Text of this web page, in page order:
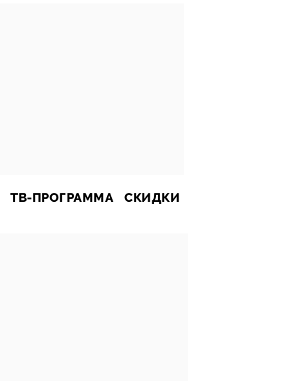
ТВ-ПРОГРАММА СКИДКИ